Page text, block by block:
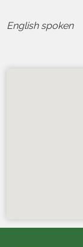
English spoken